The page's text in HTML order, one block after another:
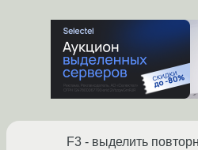
F3 - выделить